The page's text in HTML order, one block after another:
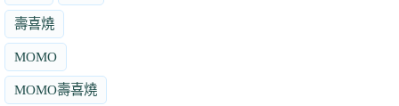
壽喜燒
MOMO
MOMO壽喜燒